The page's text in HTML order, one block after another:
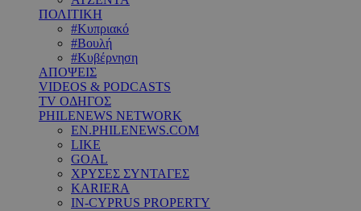
ΠΟΛΙΤΙΚΗ
#Κυπριακό
#Βουλή
#Κυβέρνηση
ΑΠΟΨΕΙΣ
VIDEOS & PODCASTS
TV ΟΔΗΓΟΣ
PHILENEWS NETWORK
EN.PHILENEWS.COM
LIKE
GOAL
ΧΡΥΣΕΣ ΣΥΝΤΑΓΕΣ
KARIERA
IN-CYPRUS PROPERTY